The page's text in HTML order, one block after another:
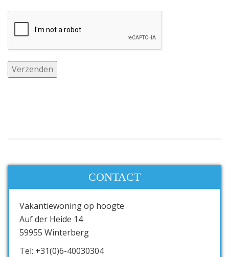
CONTACT
Vakantiewoning op hoogte
Auf der Heide 14
59955 Winterberg
Tel: +31(0)6-40030304